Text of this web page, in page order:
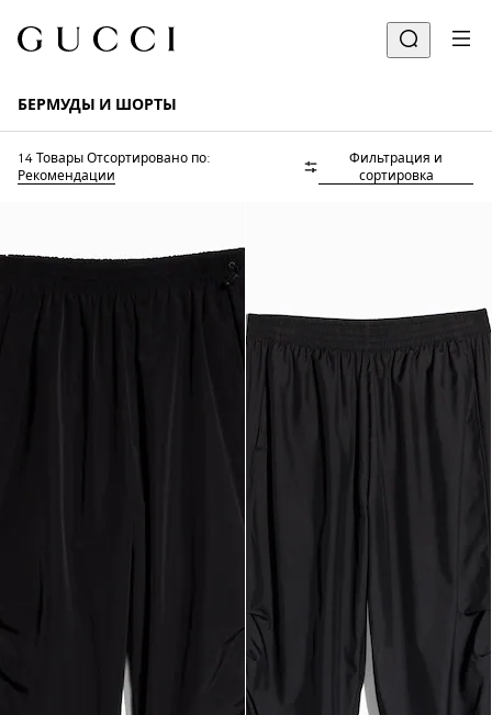
БЕРМУДЫ И ШОРТЫ
14 Товары Отсортировано по:
Рекомендации
Фильтрация и
сортировка